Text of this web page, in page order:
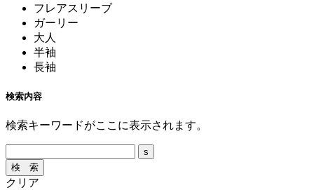
フレアスリーブ
ガーリー
大人
半袖
長袖
検索内容
検索キーワードがここに表示されます。
クリア